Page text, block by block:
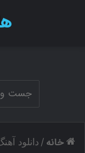
خانه / دانلود